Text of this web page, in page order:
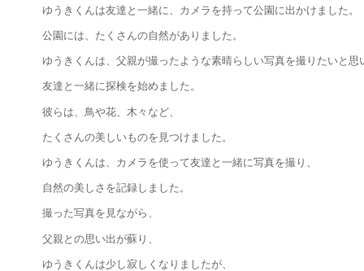
ゆうきくんは友達と一緒に、カメラを持って公園に出かけました。
公園には、たくさんの自然がありました。
ゆうきくんは、父親が撮ったような素晴らしい写真を撮りたいと思
友達と一緒に探検を始めました。
彼らは、鳥や花、木々など、
たくさんの美しいものを見つけました。
ゆうきくんは、カメラを使って友達と一緒に写真を撮り、
自然の美しさを記録しました。
撮った写真を見ながら、
父親との思い出が蘇り、
ゆうきくんは少し寂しくなりましたが、